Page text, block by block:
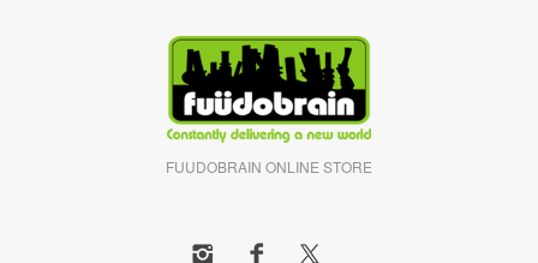
FUUDOBRAIN ONLINE STORE